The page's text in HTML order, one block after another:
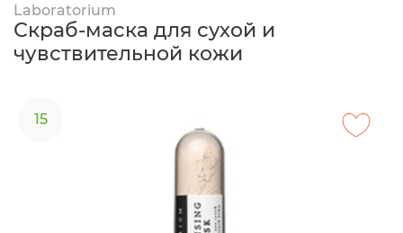
Laboratorium
Скраб-маска для сухой и
чувствительной кожи
15